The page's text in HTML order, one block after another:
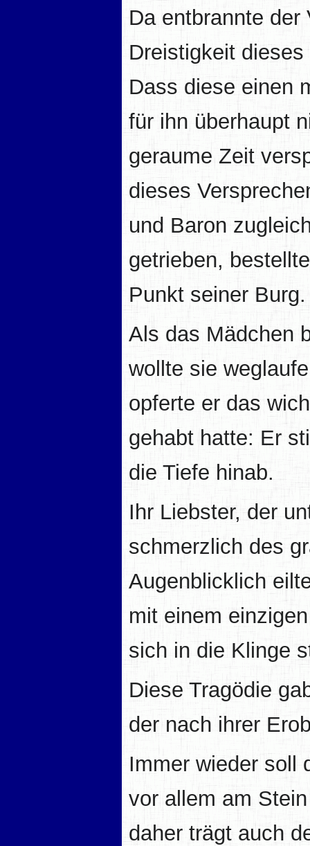
Da entbrannte der
Dreistigkeit
Dass diese einen
für ihn überhaupt
geraume Zeit
dieses
und Baron
getrieben,
Punkt seiner Burg.
Als das Mädchen
wollte sie
opferte er das
gehabt hatte: Er
die Tiefe hinab.
Ihr Liebster, der
schmerzlich des
Augenblicklich
mit einem
sich in die Klinge
Diese Tragödie
der nach ihrer
Immer wieder soll
vor allem am
daher trägt auch